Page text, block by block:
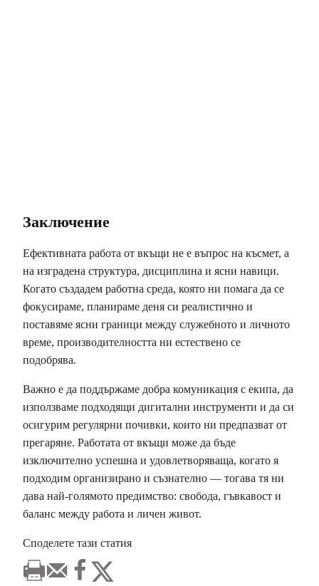
Заключение
Ефективната работа от вкъщи не е въпрос на късмет, а
на изградена структура, дисциплина и ясни навици.
Когато създадем работна среда, която ни помага да се
фокусираме, планираме деня си реалистично и
поставяме ясни граници между служебното и личното
време, производителността ни естествено се
подобрява.
Важно е да поддържаме добра комуникация с екипа, да
използваме подходящи дигитални инструменти и да си
осигурим регулярни почивки, които ни предпазват от
прегаряне. Работата от вкъщи може да бъде
изключително успешна и удовлетворяваща, когато я
подходим организирано и съзнателно — тогава тя ни
дава най-голямото предимство: свобода, гъвкавост и
баланс между работа и личен живот.
Споделете тази статия